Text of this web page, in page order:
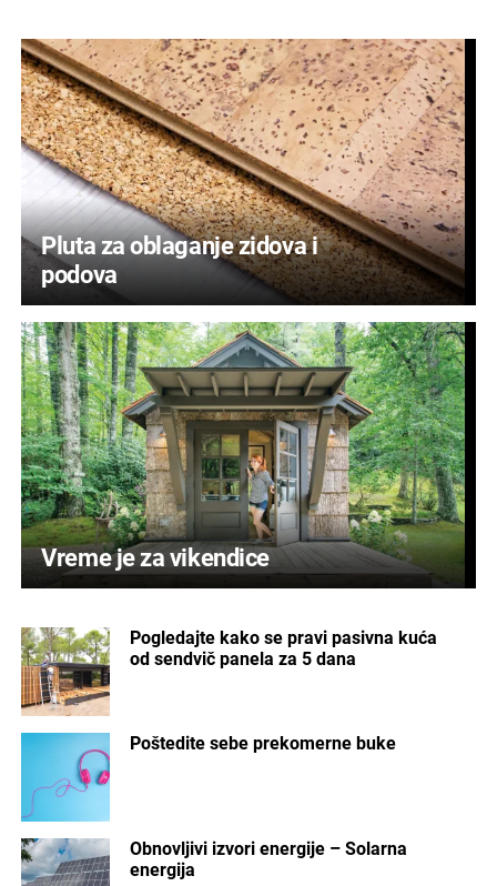
Pluta za oblaganje zidova i
podova
Vreme je za vikendice
Pogledajte kako se pravi pasivna kuća
od sendvič panela za 5 dana
Poštedite sebe prekomerne buke
Obnovljivi izvori energije – Solarna
energija